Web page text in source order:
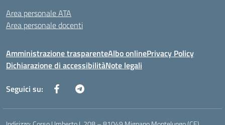
Area personale ATA
Area personale docenti
Amministrazione trasparenteAlbo onlinePrivacy Policy
Dichiarazione di accessibilitàNote legali
Seguici su: